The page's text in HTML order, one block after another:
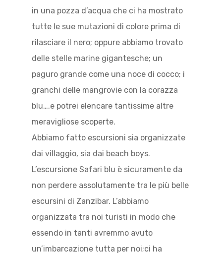
in una pozza d’acqua che ci ha mostrato
tutte le sue mutazioni di colore prima di
rilasciare il nero; oppure abbiamo trovato
delle stelle marine gigantesche; un
paguro grande come una noce di cocco; i
granchi delle mangrovie con la corazza
blu….e potrei elencare tantissime altre
meravigliose scoperte.
Abbiamo fatto escursioni sia organizzate
dai villaggio, sia dai beach boys.
L’escursione Safari blu è sicuramente da
non perdere assolutamente tra le più belle
escursini di Zanzibar. L’abbiamo
organizzata tra noi turisti in modo che
essendo in tanti avremmo avuto
un’imbarcazione tutta per noi;ci ha